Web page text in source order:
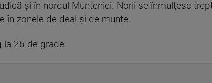
și în nordul Munteniei. Norii se înmulțesc
în zonele de deal și de munte.
la 26 de grade.